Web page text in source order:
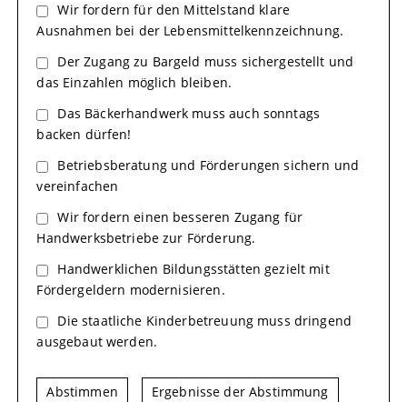
Wir fordern für den Mittelstand klare
Ausnahmen bei der Lebensmittelkennzeichnung.
Der Zugang zu Bargeld muss sichergestellt und
das Einzahlen möglich bleiben.
Das Bäckerhandwerk muss auch sonntags
backen dürfen!
Betriebsberatung und Förderungen sichern und
vereinfachen
Wir fordern einen besseren Zugang für
Handwerksbetriebe zur Förderung.
Handwerklichen Bildungsstätten gezielt mit
Fördergeldern modernisieren.
Die staatliche Kinderbetreuung muss dringend
ausgebaut werden.
Abstimmen Ergebnisse der Abstimmung